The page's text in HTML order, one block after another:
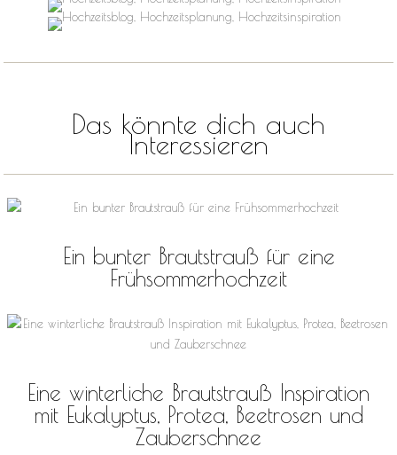
Das könnte dich auch
Interessieren
Ein bunter Brautstrauß für eine
Frühsommerhochzeit
Eine winterliche Brautstrauß Inspiration
mit Eukalyptus, Protea, Beetrosen und
Zauberschnee